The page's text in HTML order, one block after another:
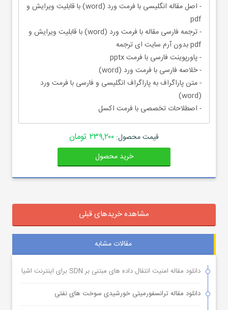
- اصل مقاله انگلیسی با فرمت ورد (word) با قابلیت ویرایش و
pdf
- ترجمه فارسی مقاله با فرمت ورد (word) با قابلیت ویرایش و
pdf بدون آرم سایت ای ترجمه
- پاورپوینت فارسی با فرمت pptx
- خلاصه فارسی با فرمت ورد (word)
- متن پاراگراف به پاراگراف انگلیسی و فارسی با فرمت ورد
(word)
- اصطلاحات تخصصی با فرمت اکسل
قیمت محصول: ۲۳۹,۲۰۰ تومان
خرید محصول
مشاهده خریدهای قبلی
مقالات مشابه
دانلود مقاله امنیت انتقال داده های مبتنی بر SDN برای اینترنت اشیا
دانلود مقاله ترانسفورمیتی خورشیدی سوخت های نفتی